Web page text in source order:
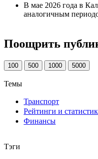
В мае 2026 года в
аналогичным
Поощрить
100 500 1000 5000
Темы
Транспорт
Рейтинги и
Финансы
Тэги